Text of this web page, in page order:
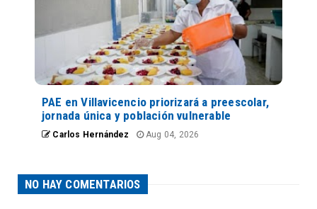
PAE en Villavicencio priorizará a preescolar,
jornada única y población vulnerable
Carlos Hernández Aug 04, 2026
NO HAY COMENTARIOS